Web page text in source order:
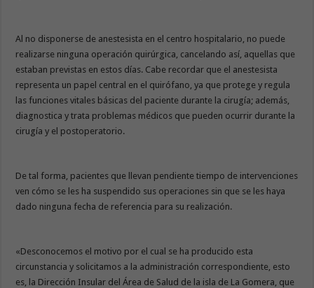
Al no disponerse de anestesista en el centro hospitalario, no puede
realizarse ninguna operación quirúrgica, cancelando así, aquellas que
estaban previstas en estos días. Cabe recordar que el anestesista
representa un papel central en el quirófano, ya que protege y regula
las funciones vitales básicas del paciente durante la cirugía; además,
diagnostica y trata problemas médicos que pueden ocurrir durante la
cirugía y el postoperatorio.
De tal forma, pacientes que llevan pendiente tiempo de intervenciones
ven cómo se les ha suspendido sus operaciones sin que se les haya
dado ninguna fecha de referencia para su realización.
«Desconocemos el motivo por el cual se ha producido esta
circunstancia y solicitamos a la administración correspondiente, esto
es, la Dirección Insular del Área de Salud de la isla de La Gomera, que